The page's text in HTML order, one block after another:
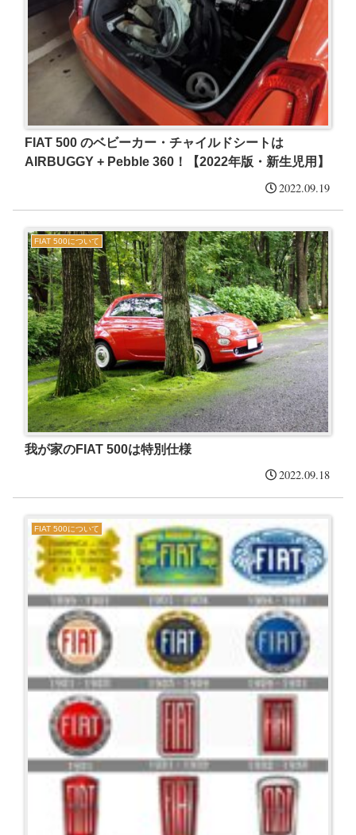
FIAT 500 のベビーカー・チャイルドシートは
AIRBUGGY + Pebble 360！【2022年版・新生児用】
2022.09.19
FIAT 500について
我が家のFIAT 500は特別仕様
2022.09.18
FIAT 500について